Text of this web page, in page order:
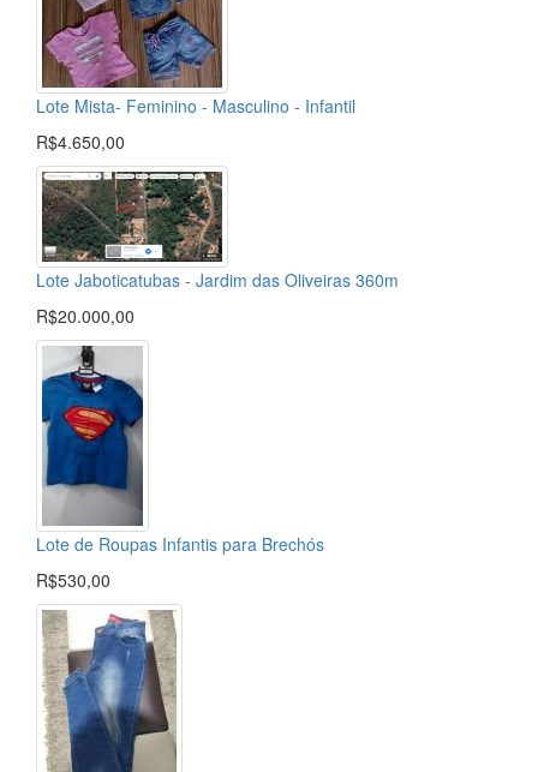
Lote Mista- Feminino - Masculino - Infantil
R$4.650,00
Lote Jaboticatubas - Jardim das Oliveiras 360m
R$20.000,00
Lote de Roupas Infantis para Brechós
R$530,00